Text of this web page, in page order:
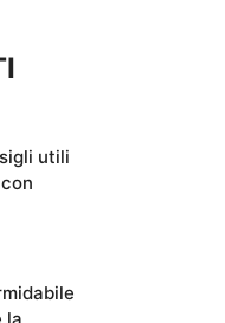
utili